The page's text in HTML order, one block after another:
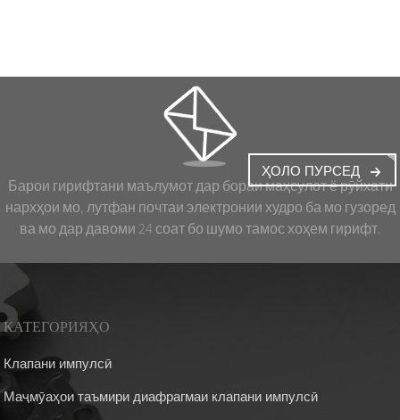
Барои гирифтани маълумот дар бораи маҳсулот ё рӯйхати
нархҳои мо, лутфан почтаи электронии худро ба мо гузоред
ва мо дар давоми 24 соат бо шумо тамос хоҳем гирифт.
ҲОЛО ПУРСЕД
КАТЕГОРИЯҲО
Клапани импулсӣ
Маҷмӯаҳои таъмири диафрагмаи клапани импулсӣ